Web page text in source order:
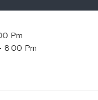
Pm
8:00 Pm